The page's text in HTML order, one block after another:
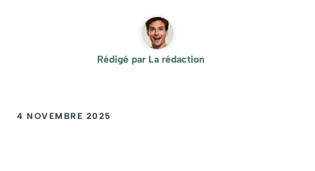
Rédigé par La rédaction
4 NOVEMBRE 2025